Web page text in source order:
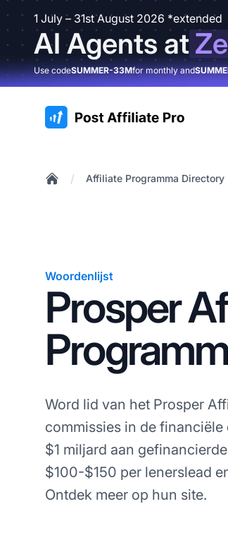
1 July – 31st August 2026 *extended
AI Agents at
Use codeSUMMER-33Mfor monthly and
:site.title
/ Affiliate Programma Directory
Woordenlijst
Prosper
Word lid van het Prosper
commissies in de
$1 miljard aan
$100-$150 per lenerslead
Ontdek meer op hun site.